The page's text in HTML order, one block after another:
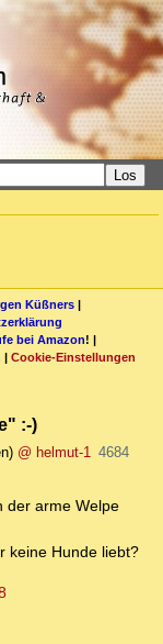
Los
Küßners |
bei Amazon! |
| Cookie-Einstellungen
:-)
@ helmut-1 4684
der arme Welpe
keine Hunde liebt?